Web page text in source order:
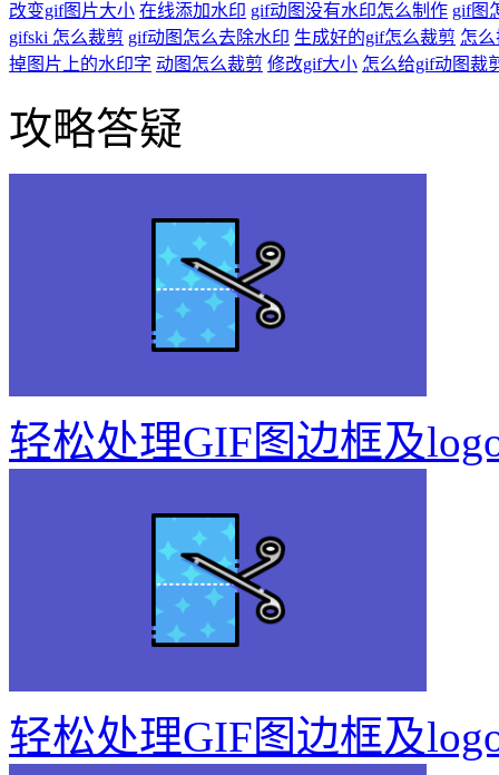
改变gif图片大小 在线添加水印 gif动图没有水印怎么制作 gif图
gifski 怎么裁剪 gif动图怎么去除水印 生成好的gif怎么裁剪 怎
掉图片上的水印字 动图怎么裁剪 修改gif大小 怎么给gif动图裁
攻略答疑
轻松处理GIF图边框及
轻松处理GIF图边框及